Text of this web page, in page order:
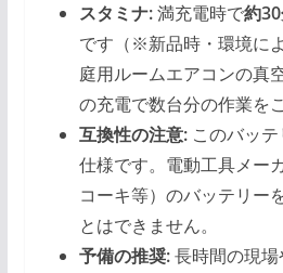
スタミナ:満充電時で約
です（※新品時・環境に
庭用ルームエアコンの真
の充電で数台分の作業を
互換性の注意:このバッテ
仕様です。電動工具メー
コーキ等）のバッテリー
とはできません。
予備の推奨:長時間の現場